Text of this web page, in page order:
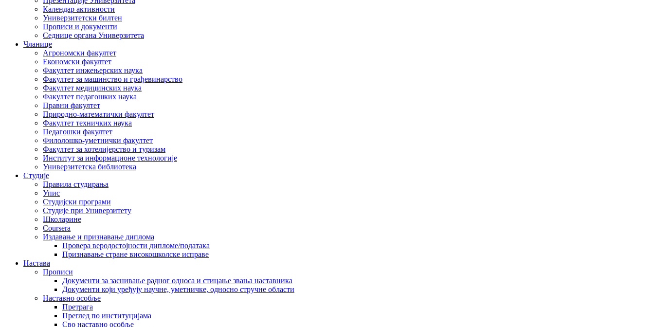
Календар активности
Универзитетски билтен
Прописи и документи
Седнице органа Универзитета
Чланице
Агрономски факултет
Економски факултет
Факултет инжењерских наука
Факултет за машинство и грађевинарство
Факултет медицинских наука
Факултет педагошких наука
Правни факултет
Природно-математички факултет
Факултет техничких наука
Педагошки факултет
Филолошко-уметнички факултет
Факултет за хотелијерство и туризам
Институт за информационе технологије
Универзитетска библиотека
Студије
Правила студирања
Упис
Студијски програми
Студије при Универзитету
Школарине
Coursera
Издавање и признавање диплома
Провера веродостојности дипломе/података
Признавање стране високошколске исправе
Настава
Прописи
Документи за заснивање радног односа и стицање звања наставника
Документи који уређују научне, уметничке, односно стручне области
Наставно особље
Претрага
Преглед по институцијама
Сво наставно особље